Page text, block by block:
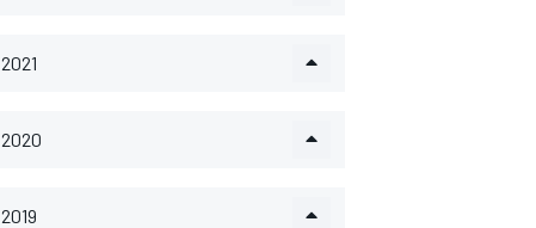
2021
2020
2019